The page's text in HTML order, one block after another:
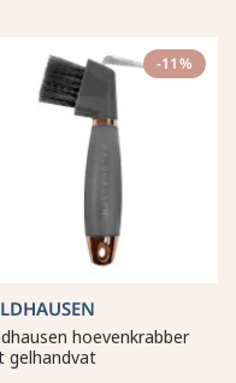
-11%
hoevenkrabber
gelhandvat